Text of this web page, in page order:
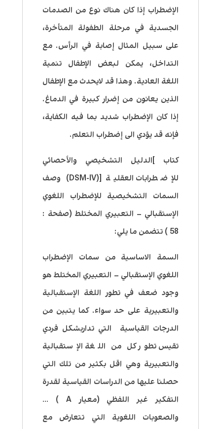
الإضطراب إذا كان هناك نوع من الصدمات
الجسدية في مرحلة الطفولة المتأخرة،
على سبيل المثال إصابة في الرأس. مع
التداخل، يمكن لبعض الإطفال تنمية
اللغة العادية. وهذا قد لايحدث مع الإطفال
الذين يعانون من إضرار كبيرة في الدماغ.
إذا كان الإضطراب شديد بما فيه الكفاية،
فإنه قد يؤدي الى إضطراب التعلم.
كتاب ]الدليل التشخيصي والأحصائي
للإضطرابات العقلية [(DSM-IV) وصف
السمات التشخيصية للإضطراب اللغوي
الإستقبالي – التعبيري المختلط (صفحة :
58 ) تتضمن ما يلي:
السمة الاساسية من سمات الإضطراب
اللغوي الإستقبالي – التعبيري المختلط هو
وجود ضعف في تطور اللغة الإستقبالية
والتعبيرية على حد سواء. كما يتبين من
الدرجات القياسية التي تداربشكل فردي
تقيس تطور كل من اللغة الإستقبالية
والتعبيرية وهي اقل بكثير من تلك التي
حصلنا عليها من الدراسات القياسية لقدرة
التفكير غير اللفظي (معيار A ) …
والصعوبات اللغوية التي تتعارض مع